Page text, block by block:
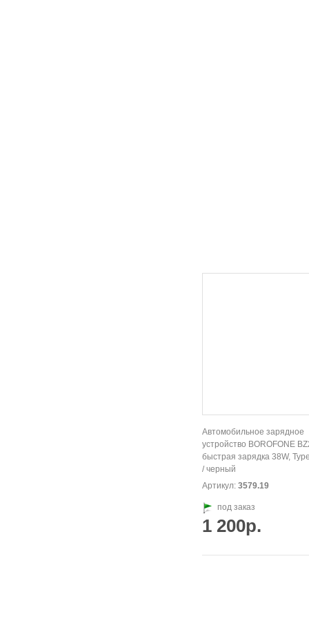
Автомобильное зарядное
устройство BOROFONE
быстрая зарядка 38W,
/ черный
Артикул: 3579.19
под заказ
1 200р.